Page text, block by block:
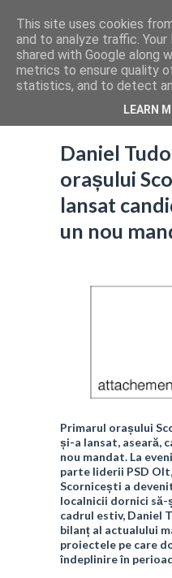
Daniel
orașului
lansat
un nou
Primarul orașului
și-a lansat, aseară,
nou mandat. La
parte liderii PSD
Scornicești a
localnicii dornici să-
cadrul estiv, Daniel
bilanț al actualului
proiectele pe care
îndeplinire în
This site uses cookies
and to analyze traffic.
shared with Google along
metrics to ensure quality
statistics, and to detect
LEARN